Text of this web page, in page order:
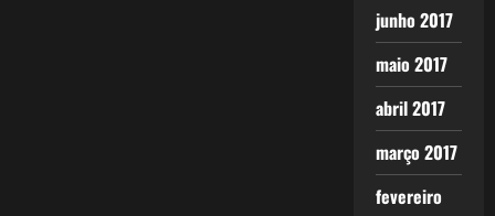
junho 2017
maio 2017
abril 2017
março 2017
fevereiro